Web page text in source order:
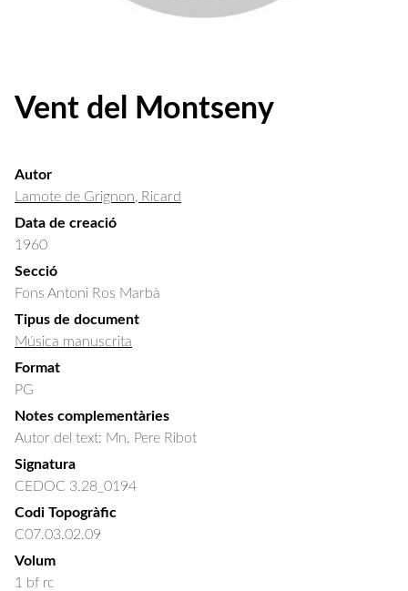
Vent del Montseny
Autor
Lamote de Grignon, Ricard
Data de creació
1960
Secció
Fons Antoni Ros Marbà
Tipus de document
Música manuscrita
Format
PG
Notes complementàries
Autor del text: Mn. Pere Ribot
Signatura
CEDOC 3.28_0194
Codi Topogràfic
C07.03.02.09
Volum
1 bf rc